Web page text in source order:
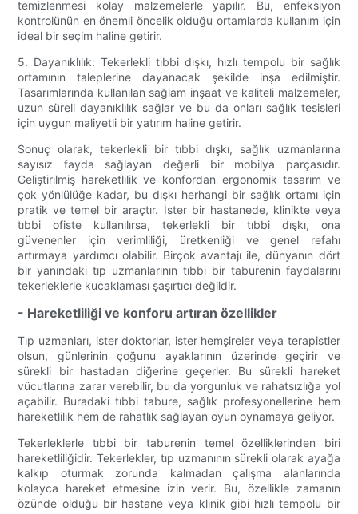
temizlenmesi kolay malzemelerle yapılır. Bu, enfeksiyon
kontrolünün en önemli öncelik olduğu ortamlarda kullanım için
ideal bir seçim haline getirir.
5. Dayanıklılık: Tekerlekli tıbbi dışkı, hızlı tempolu bir sağlık
ortamının taleplerine dayanacak şekilde inşa edilmiştir.
Tasarımlarında kullanılan sağlam inşaat ve kaliteli malzemeler,
uzun süreli dayanıklılık sağlar ve bu da onları sağlık tesisleri
için uygun maliyetli bir yatırım haline getirir.
Sonuç olarak, tekerlekli bir tıbbi dışkı, sağlık uzmanlarına
sayısız fayda sağlayan değerli bir mobilya parçasıdır.
Geliştirilmiş hareketlilik ve konfordan ergonomik tasarım ve
çok yönlülüğe kadar, bu dışkı herhangi bir sağlık ortamı için
pratik ve temel bir araçtır. İster bir hastanede, klinikte veya
tıbbi ofiste kullanılırsa, tekerlekli bir tıbbi dışkı, ona
güvenenler için verimliliği, üretkenliği ve genel refahı
artırmaya yardımcı olabilir. Birçok avantajı ile, dünyanın dört
bir yanındaki tıp uzmanlarının tıbbi bir taburenin faydalarını
tekerleklerle kucaklaması şaşırtıcı değildir.
- Hareketliliği ve konforu artıran özellikler
Tıp uzmanları, ister doktorlar, ister hemşireler veya terapistler
olsun, günlerinin çoğunu ayaklarının üzerinde geçirir ve
sürekli bir hastadan diğerine geçerler. Bu sürekli hareket
vücutlarına zarar verebilir, bu da yorgunluk ve rahatsızlığa yol
açabilir. Buradaki tıbbi tabure, sağlık profesyonellerine hem
hareketlilik hem de rahatlık sağlayan oyun oynamaya geliyor.
Tekerleklerle tıbbi bir taburenin temel özelliklerinden biri
hareketliliğidir. Tekerlekler, tıp uzmanının sürekli olarak ayağa
kalkıp oturmak zorunda kalmadan çalışma alanlarında
kolayca hareket etmesine izin verir. Bu, özellikle zamanın
özünde olduğu bir hastane veya klinik gibi hızlı tempolu bir